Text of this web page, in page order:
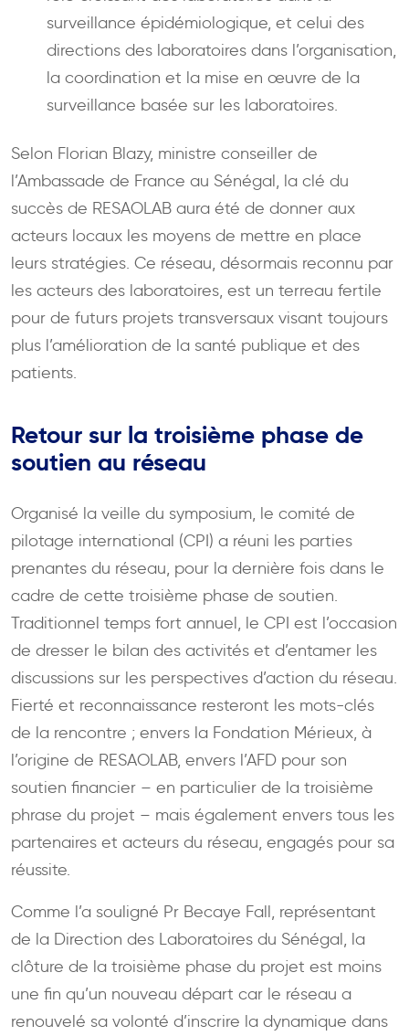
surveillance épidémiologique, et celui des
directions des laboratoires dans l’organisation,
la coordination et la mise en œuvre de la
surveillance basée sur les laboratoires.
Selon Florian Blazy, ministre conseiller de
l’Ambassade de France au Sénégal, la clé du
succès de RESAOLAB aura été de donner aux
acteurs locaux les moyens de mettre en place
leurs stratégies. Ce réseau, désormais reconnu par
les acteurs des laboratoires, est un terreau fertile
pour de futurs projets transversaux visant toujours
plus l’amélioration de la santé publique et des
patients.
Retour sur la troisième phase de
soutien au réseau
Organisé la veille du symposium, le comité de
pilotage international (CPI) a réuni les parties
prenantes du réseau, pour la dernière fois dans le
cadre de cette troisième phase de soutien.
Traditionnel temps fort annuel, le CPI est l’occasion
de dresser le bilan des activités et d’entamer les
discussions sur les perspectives d’action du réseau.
Fierté et reconnaissance resteront les mots-clés
de la rencontre ; envers la Fondation Mérieux, à
l’origine de RESAOLAB, envers l’AFD pour son
soutien financier – en particulier de la troisième
phrase du projet – mais également envers tous les
partenaires et acteurs du réseau, engagés pour sa
réussite.
Comme l’a souligné Pr Becaye Fall, représentant
de la Direction des Laboratoires du Sénégal, la
clôture de la troisième phase du projet est moins
une fin qu’un nouveau départ car le réseau a
renouvelé sa volonté d’inscrire la dynamique dans